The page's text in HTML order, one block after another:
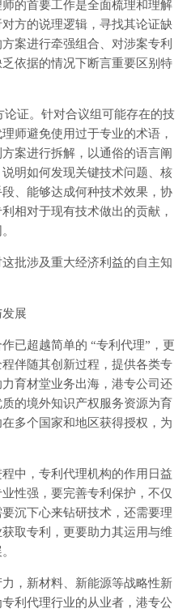
的首要工作是全面梳理和理解
方的说理逻辑，寻找其论证缺
案进行牵强组合、对涉案专利
依据的情况下断言重要区别特
论证。针对合议组可能存在的技
师避免使用过于专业的术语，
案进行拆解，以通俗的语言阐
明如何发现关键技术问题、核
、能够达成何种技术效果，协
相对于现有技术做出的贡献，
批涉及重大经济利益的自主知
展
已超越简单的 “专利代理”，更
伴随其创新过程，提供各类专
育材堂业务出海，港专公司还
的境外知识产权服务资源为育
多个国家和地区获得授权，为
中，专利代理机构的作用日益
性强，要完善专利保护，不仅
沉下心来钻研技术，还需要理
取专利，更要助力其运用与维
，新材料、新能源等战略性新
利代理行业的从业者，港专公